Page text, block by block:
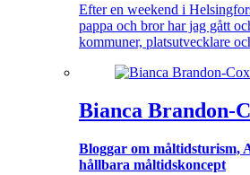
Efter en weekend i
pappa och bror har jag gått
kommuner, platsutvecklare
Bianca Brandon-
Bloggar om måltidsturism,
hållbara måltidskoncept